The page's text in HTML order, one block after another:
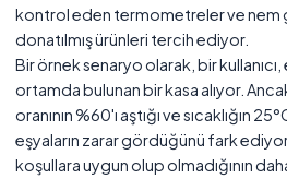
kontrol eden termometreler ve nem
donatılmış ürünleri tercih ediyor.
Bir örnek senaryo olarak, bir
ortamda bulunan bir kasa alıyor.
oranının %60'ı aştığı ve sıcaklığın
eşyaların zarar gördüğünü fark
koşullara uygun olup olmadığının